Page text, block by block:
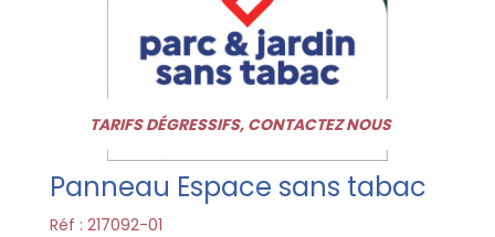
TARIFS DÉGRESSIFS, CONTACTEZ NOUS
Panneau Espace sans tabac
Réf : 217092-01